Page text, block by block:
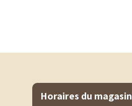
Horaires du magasin